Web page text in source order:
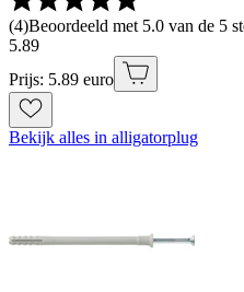
(4)Beoordeeld met 5.0 van de 5
5.89
Prijs: 5.89 euro
Bekijk alles in alligatorplug